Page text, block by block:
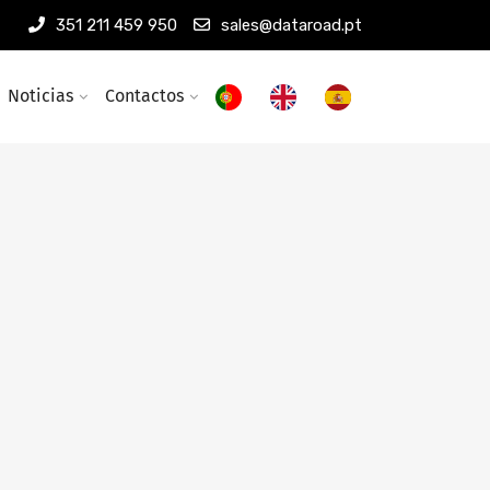
351 211 459 950 sales@dataroad.pt
Noticias Contactos